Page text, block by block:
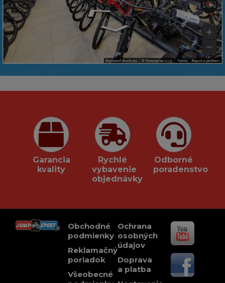
Garancia
kvality
Rychlé
vybavenie
objednávky
Odborné
poradenstvo
Obchodné
podmienky
Reklamačný
poriadok
Všeobecné
Ochrana
osobných
údajov
Doprava
a platba